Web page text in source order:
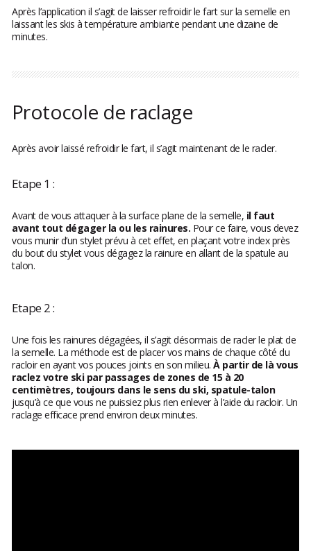
Après l’application il s’agit de laisser refroidir le fart sur la semelle en
laissant les skis à température ambiante pendant une dizaine de
minutes.
Protocole de raclage
Après avoir laissé refroidir le fart, il s’agit maintenant de le racler.
Etape 1 :
Avant de vous attaquer à la surface plane de la semelle, il faut
avant tout dégager la ou les rainures. Pour ce faire, vous devez
vous munir d’un stylet prévu à cet effet, en plaçant votre index près
du bout du stylet vous dégagez la rainure en allant de la spatule au
talon.
Etape 2 :
Une fois les rainures dégagées, il s’agit désormais de racler le plat de
la semelle. La méthode est de placer vos mains de chaque côté du
racloir en ayant vos pouces joints en son milieu. À partir de là vous
raclez votre ski par passages de zones de 15 à 20
centimètres, toujours dans le sens du ski, spatule-talon
jusqu’à ce que vous ne puissiez plus rien enlever à l’aide du racloir. Un
raclage efficace prend environ deux minutes.